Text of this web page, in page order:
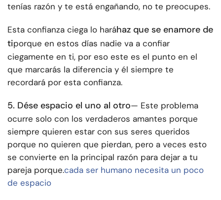
tenías razón y te está engañando, no te preocupes.
Esta confianza ciega lo haráhaz que se enamore de
tiporque en estos días nadie va a confiar
ciegamente en ti, por eso este es el punto en el
que marcarás la diferencia y él siempre te
recordará por esta confianza.
5. Dése espacio el uno al otro— Este problema
ocurre solo con los verdaderos amantes porque
siempre quieren estar con sus seres queridos
porque no quieren que pierdan, pero a veces esto
se convierte en la principal razón para dejar a tu
pareja porque.cada ser humano necesita un poco
de espacio